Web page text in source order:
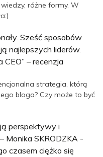
różne formy. W
Sześć sposobów
najlepszych liderów.
CEO” – recenzja
strategia, którą
bloga? Czy może to być
perspektywy i
Monika SKRODZKA -
czasem ciężko się